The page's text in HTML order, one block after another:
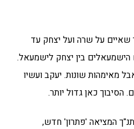
שאיים על שרה ועל יצחק עד
הישמעאלים בין יצחק לישמעאל.
מאימהות שונות. יעקב ועשיו
כאן גדול יותר.
המציאה 'פתרון' חדש,